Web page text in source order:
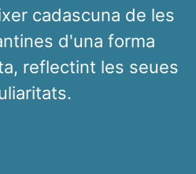
cadascuna de les
d'una forma
reflectint les seues